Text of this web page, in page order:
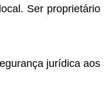
Ser proprietário
jurídica aos